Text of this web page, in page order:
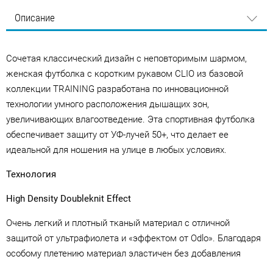
Описание
Сочетая классический дизайн с неповторимым шармом,
женская футболка с коротким рукавом CLIO из базовой
коллекции TRAINING разработана по инновационной
технологии умного расположения дышащих зон,
увеличивающих влагоотведение. Эта спортивная футболка
обеспечивает защиту от УФ-лучей 50+, что делает ее
идеальной для ношения на улице в любых условиях.
Технология
High Density Doubleknit Effect
Очень легкий и плотный тканый материал с отличной
защитой от ультрафиолета и «эффектом от Odlo». Благодаря
особому плетению материал эластичен без добавления